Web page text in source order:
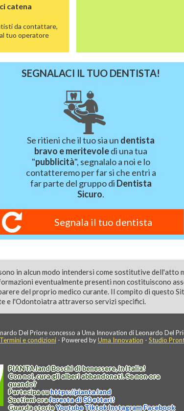
catena
da contattare,
tuo operatore
SEGNALACI IL TUO DENTISTA!
Se ritieni che il tuo sia un dentista
bravo e meritevoledi una tua
"pubblicità", segnalalo a noi e lo
contatteremo per far si che entri a
far parte del gruppo di Dentista
Sicuro.
Segnala il tuo dentista
in alcun modo intendersi come sostitutive dell'atto
eventualmente presenti non costituiscono
del proprio medico curante. Il compito di questo
e l'Odontoiatra attraverso servizi specifici.
Del Priore concesso a Uma Innovation di Leonardo Del
e condizioni- Powered byUma Innovation - Studio
PIANTA.landBoschi di benessere, in Italia!
Con noi, cura gli alberi abbandonati. Se non ora
quando?
Partecipa suhttps://pianta.land
Sostieni oraforesta di 50 ettari!
Guarda storieYoutubeTiktokInstagramFacebook